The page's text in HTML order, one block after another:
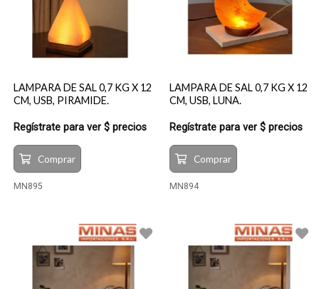
LAMPARA DE SAL 0,7 KG X 12
CM, USB, PIRAMIDE.
Regístrate para ver $ precios
Comprar
MN895
LAMPARA DE SAL 0,7 KG X 12
CM, USB, LUNA.
Regístrate para ver $ precios
Comprar
MN894